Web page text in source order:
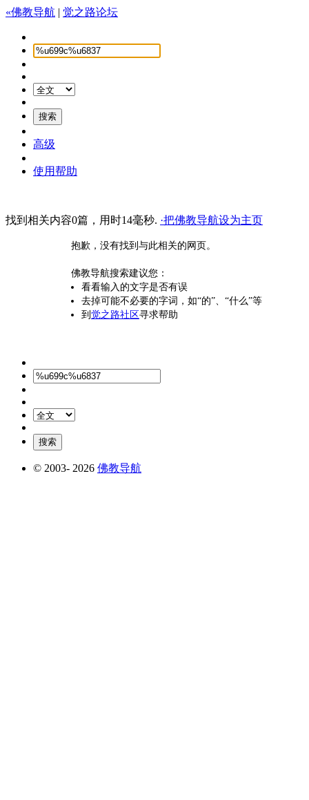
«佛教导航 | 觉之路论坛
高级
使用帮助
找到相关内容0篇，用时14毫秒. ·把佛教导航设为主页
抱歉，没有找到与此相关的网页。
佛教导航搜索建议您：
看看输入的文字是否有误
去掉可能不必要的字词，如“的”、“什么”等
到 觉之路社区寻求帮助
© 2003- 2026 佛教导航